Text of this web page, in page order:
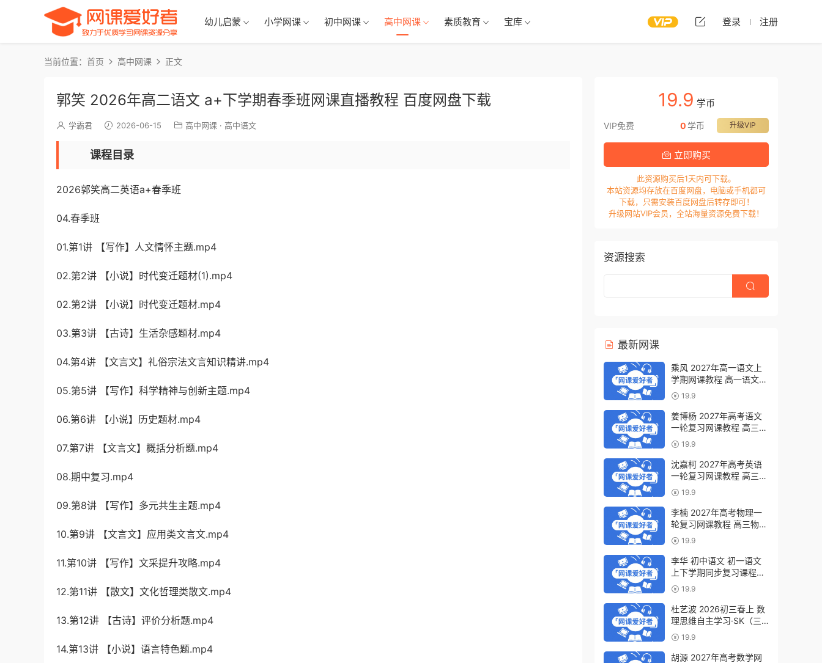
幼儿启蒙 小学网课 初中网课 高中网课 素质教育 宝库 登录 注册
当前位置： 首页 高中网课 正文
郭笑 2026年高二语文 a+下学期春季班网课直播教程 百度网盘下载
学霸君 2026-06-15 高中网课 · 高中语文
课程目录
2026郭笑高二英语a+春季班
04.春季班
01.第1讲 【写作】人文情怀主题.mp4
02.第2讲 【小说】时代变迁题材(1).mp4
02.第2讲 【小说】时代变迁题材.mp4
03.第3讲 【古诗】生活杂感题材.mp4
04.第4讲 【文言文】礼俗宗法文言知识精讲.mp4
05.第5讲 【写作】科学精神与创新主题.mp4
06.第6讲 【小说】历史题材.mp4
07.第7讲 【文言文】概括分析题.mp4
08.期中复习.mp4
09.第8讲 【写作】多元共生主题.mp4
10.第9讲 【文言文】应用类文言文.mp4
11.第10讲 【写作】文采提升攻略.mp4
12.第11讲 【散文】文化哲理类散文.mp4
13.第12讲 【古诗】评价分析题.mp4
14.第13讲 【小说】语言特色题.mp4
19.9 学币
VIP免费 升级VIP
0 学币
立即购买
此资源购买后1天内可下载。
本站资源均存放在百度网盘，电脑或手机都可
下载，只需安装百度网盘后转存即可！
升级网站VIP会员，全站海量资源免费下载！
资源搜索
最新网课
乘风 2027年高一语文上
学期网课教程 高一语文
暑假班视频教程 百度网盘
下载
19.9
姜博杨 2027年高考语文
一轮复习网课教程 高三语
文 上学期暑假班视频教程
百度网盘下载
19.9
沈嘉柯 2027年高考英语
一轮复习网课教程 高三英
语 上学期暑假班视频教程
百度网盘下载
19.9
李楠 2027年高考物理一
轮复习网课教程 高三物理
上学期暑假班视频教程 百
度网盘下载
19.9
李华 初中语文 初一语文
上下学期同步复习课程
（34讲带讲义、练习）百
度网盘下载
19.9
杜艺波 2026初三春上 数
理思维自主学习·SK（三
期）百度网盘下载
19.9
胡源 2027年高考数学网